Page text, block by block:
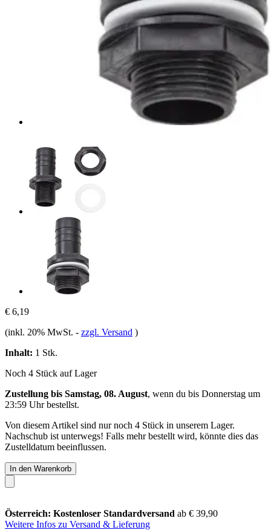
€ 6,19
(inkl. 20% MwSt. - zzgl. Versand )
Inhalt: 1 Stk.
Noch 4 Stück auf Lager
Zustellung bis Samstag, 08. August, wenn du bis Donnerstag um
23:59 Uhrbestellst.
Von diesem Artikel sind nur noch 4 Stück in unserem Lager.
Nachschub ist unterwegs! Falls mehr bestellt wird, könnte dies das
Zustelldatum beeinflussen.
In den Warenkorb
Österreich: Kostenloser Standardversand ab € 39,90
Weitere Infos zu Versand & Lieferung